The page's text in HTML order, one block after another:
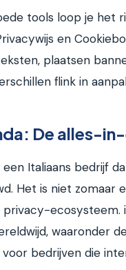
tools loop je het
en
plaatsen
flink in
De alles-
een Italiaans bedrijf
Het is niet zomaar
ecosysteem.
waaronder
bedrijven die